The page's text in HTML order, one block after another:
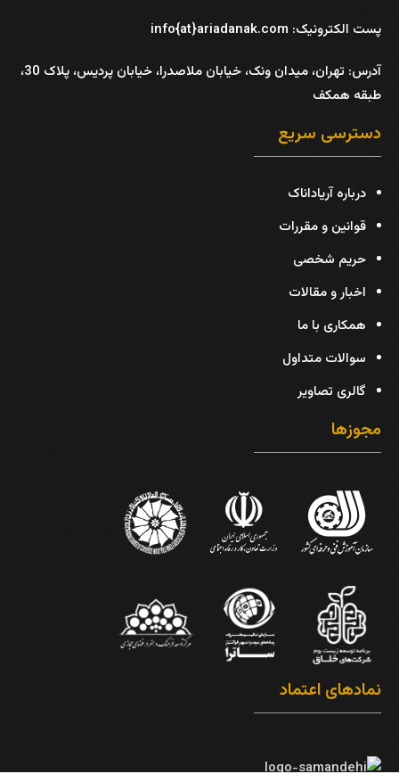
پست الکترونیک: info{at}ariadanak.com
آدرس:
تهران، میدان ونک، خیابان ملاصدرا، خیابان پردیس، پلاک 30،
طبقه همکف
دسترسی سریع
درباره آریاداناک
قوانین و مقررات
حریم شخصی
اخبار و مقالات
همکاری با ما
سوالات متداول
گالری تصاویر
مجوزها
نمادهای اعتماد